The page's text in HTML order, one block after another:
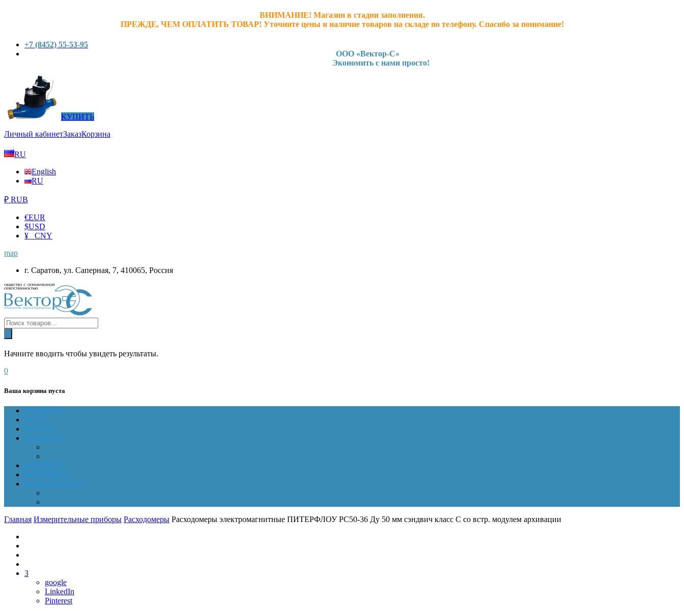
ВНИМАНИЕ! Магазин в стадии заполнения.
ПРЕЖДЕ, ЧЕМ ОПЛАТИТЬ ТОВАР! Уточните цены и наличие товаров на складе по телефону. Спасибо за понимание!
+7 (8452) 55-53-95
ООО «Вектор-С»
Экономить с нами просто!
КУПИТЬ
Личный кабинетЗаказКорзина
RU
English
RU
₽ RUB
€EUR
$USD
¥ CNY
map
г. Саратов, ул. Саперная, 7, 410065, Россия
Начните вводить чтобы увидеть результаты.
0
Ваша корзина пуста
ГЛАВНАЯ
О НАС
Магазин
Документы
НОВОСТИ
КОНТАКТЫ
Личный кабинет
Главная Измерительные приборы Расходомеры Расходомеры электромагнитные ПИТЕРФЛОУ РС50-36 Ду 50 мм сэндвич класс С со встр. модулем архивации
3
google
LinkedIn
Pinterest